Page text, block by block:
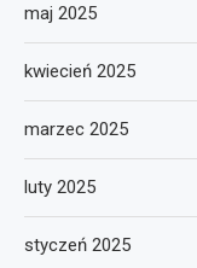
maj 2025
kwiecień 2025
marzec 2025
luty 2025
styczeń 2025